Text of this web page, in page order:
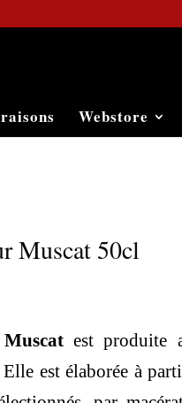
Webstore
Muscat 50cl
Muscatest produite
est élaborée à